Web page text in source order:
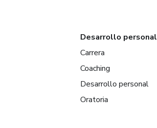
Desarrollo personal
Carrera
Coaching
Desarrollo personal
Oratoria